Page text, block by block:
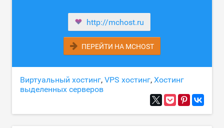
http://mchost.ru
ПЕРЕЙТИ НА MCHOST
Виртуальный хостинг, VPS хостинг, Хостинг
выделенных серверов